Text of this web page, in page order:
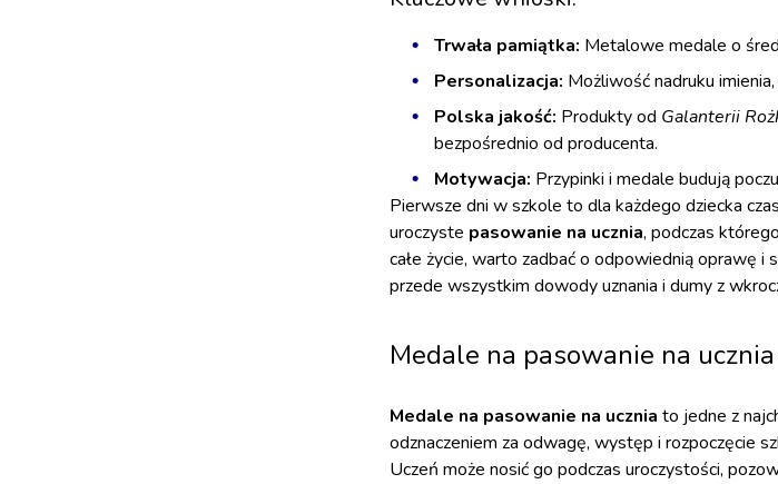
Trwała pamiątka: Metalowe medale o
Personalizacja: Możliwość nadruku
Polska jakość: Produkty od Galanterii
bezpośrednio od producenta.
Motywacja: Przypinki i medale budują
Pierwsze dni w szkole to dla każdego dziecka
uroczyste pasowanie na ucznia, podczas
całe życie, warto zadbać o odpowiednią oprawę i
przede wszystkim dowody uznania i dumy z
Medale na pasowanie na
Medale na pasowanie na ucznia to jedne z
odznaczeniem za odwagę, występ i rozpoczęcie
Uczeń może nosić go podczas uroczystości,